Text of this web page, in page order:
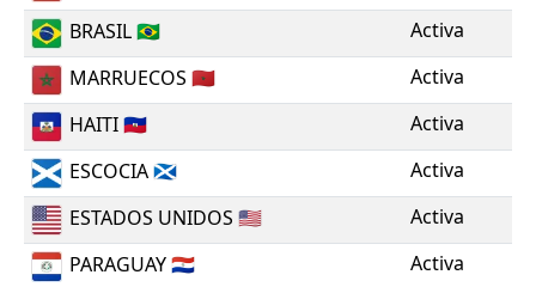
BRASIL🇧🇷
Activa
MARRUECOS 🇲🇦
Activa
HAITI🇭🇹
Activa
ESCOCIA🏴󠁧󠁢󠁳󠁣󠁴󠁿
Activa
ESTADOS UNIDOS 🇺🇸
Activa
PARAGUAY🇵🇾
Activa